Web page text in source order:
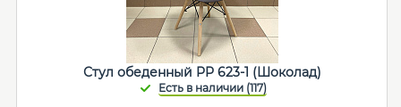
Стул обеденный PP 623-1 (Шоколад)